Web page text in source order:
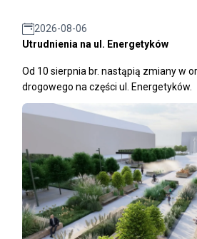
2026-08-06
Utrudnienia na ul. Energetyków
Od 10 sierpnia br. nastąpią zmiany w
drogowego na części ul. Energetyków.